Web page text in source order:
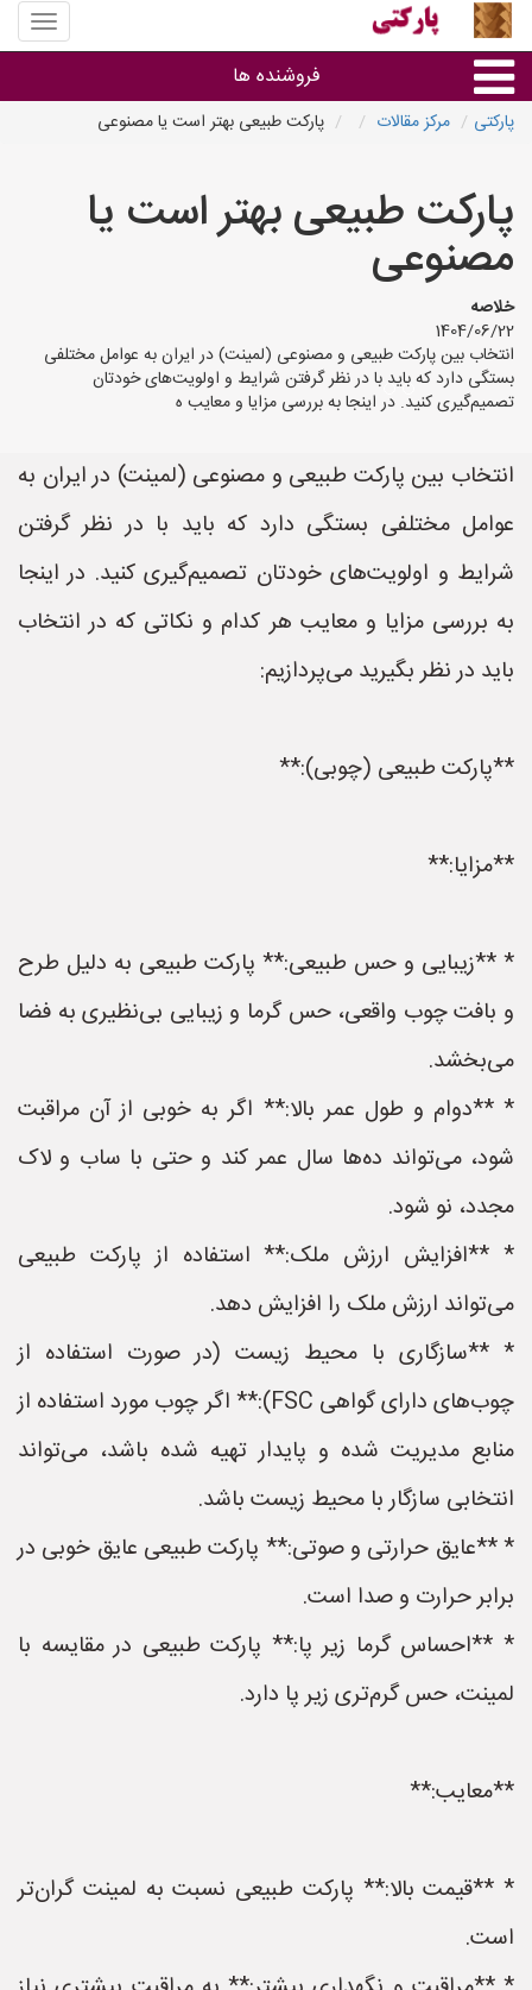
منوی
سایت
فروشنده ها
استان ها
پارکتی مرکز مقالات پارکت طبیعی بهتر است یا مصنوعی
پارکت طبیعی بهتر است یا
مصنوعی
خلاصه
1404/06/22
انتخاب بین پارکت طبیعی و مصنوعی (لمینت) در ایران به عوامل مختلفی
بستگی دارد که باید با در نظر گرفتن شرایط و اولویت‌های خودتان
تصمیم‌گیری کنید. در اینجا به بررسی مزایا و معایب ه
انتخاب بین پارکت طبیعی و مصنوعی (لمینت) در ایران به
عوامل مختلفی بستگی دارد که باید با در نظر گرفتن
شرایط و اولویت‌های خودتان تصمیم‌گیری کنید. در اینجا
به بررسی مزایا و معایب هر کدام و نکاتی که در انتخاب
باید در نظر بگیرید می‌پردازیم:
**پارکت طبیعی (چوبی):**
**مزایا:**
* **زیبایی و حس طبیعی:** پارکت طبیعی به دلیل طرح
و بافت چوب واقعی، حس گرما و زیبایی بی‌نظیری به فضا
می‌بخشد.
* **دوام و طول عمر بالا:** اگر به خوبی از آن مراقبت
شود، می‌تواند ده‌ها سال عمر کند و حتی با ساب و لاک
مجدد، نو شود.
* **افزایش ارزش ملک:** استفاده از پارکت طبیعی
می‌تواند ارزش ملک را افزایش دهد.
* **سازگاری با محیط زیست (در صورت استفاده از
چوب‌های دارای گواهی FSC):** اگر چوب مورد استفاده از
منابع مدیریت شده و پایدار تهیه شده باشد، می‌تواند
انتخابی سازگار با محیط زیست باشد.
* **عایق حرارتی و صوتی:** پارکت طبیعی عایق خوبی در
برابر حرارت و صدا است.
* **احساس گرما زیر پا:** پارکت طبیعی در مقایسه با
لمینت، حس گرم‌تری زیر پا دارد.
**معایب:**
* **قیمت بالا:** پارکت طبیعی نسبت به لمینت گران‌تر
است.